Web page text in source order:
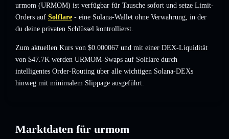
urmom (URMOM) ist verfügbar für Tausche sofort und setze Limit-
Orders auf Solflare - eine Solana-Wallet ohne Verwahrung, in der
du deine privaten Schlüssel kontrollierst.
Zum aktuellen Kurs von $0.000067 und mit einer DEX-Liquidität
von $47.7K werden URMOM-Swaps auf Solflare durch
intelligentes Order-Routing über alle wichtigen Solana-DEXs
hinweg mit minimalem Slippage ausgeführt.
Marktdaten für urmom